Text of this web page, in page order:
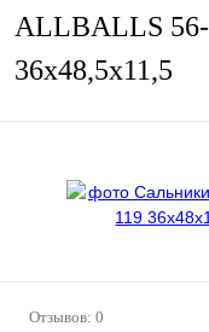
ALLBALLS
36x48,5x11,5
Отзывов: 0